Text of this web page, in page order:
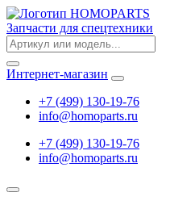
Запчасти для спецтехники
Интернет-магазин
+7 (499) 130-19-76
info@homoparts.ru
+7 (499) 130-19-76
info@homoparts.ru